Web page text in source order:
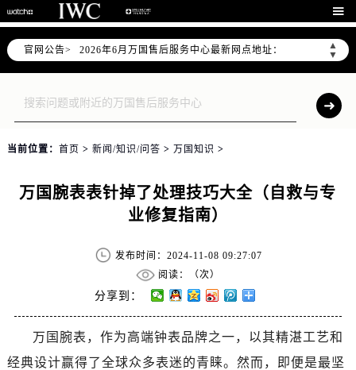

官网公告>
▲
▼
2026年6月万国上海市售后服务网络优化升级公告
2026年6月上海市万国官方售后客户服务热线：400-992-7093
2026年6月万国售后服务中心最新网点地址：
上海市徐汇区虹桥路3号港汇中心写字楼2座37层3705室（需提前预约）
当前位置： 首页 > 新闻/知识/问答 > 万国知识 >
万国腕表表针掉了处理技巧大全（自救与专
业修复指南）
发布时间：2024-11-08 09:27:07
阅读：（次）
分享到：
万国腕表，作为高端钟表品牌之一，以其精湛工艺和
经典设计赢得了全球众多表迷的青睐。然而，即便是最坚